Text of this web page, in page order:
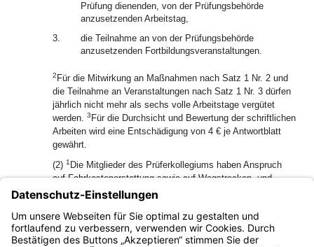
Prüfung dienenden, von der Prüfungsbehörde
anzusetzenden Arbeitstag,
3.
die Teilnahme an von der Prüfungsbehörde
anzusetzenden Fortbildungsveranstaltungen.
2 Für die Mitwirkung an Maßnahmen nach Satz 1 Nr. 2 und
die Teilnahme an Veranstaltungen nach Satz 1 Nr. 3 dürfen
jährlich nicht mehr als sechs volle Arbeitstage vergütet
werden. 3 Für die Durchsicht und Bewertung der schriftlichen
Arbeiten wird eine Entschädigung von 4 € je Antwortblatt
gewährt.
(2) 1 Die Mitglieder des Prüferkollegiums haben Anspruch
auf Fahrkostenerstattung sowie auf Wegstrecken- und
Mitnahmeentschädigung nach Art. 5 und 6 des Bayerischen
Reisekostengesetzes.
2
werden sie den Beamten der Besoldungsgruppen A 8 bis A
16 gleichgestellt.